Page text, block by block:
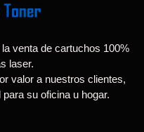
venta de cartuchos 100%
laser.
valor a nuestros clientes,
su oficina u hogar.